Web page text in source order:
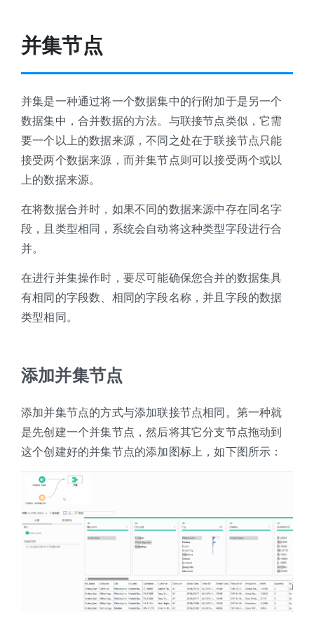
并集节点
并集是一种通过将一个数据集中的行附加于是另一个
数据集中，合并数据的方法。与联接节点类似，它需
要一个以上的数据来源，不同之处在于联接节点只能
接受两个数据来源，而并集节点则可以接受两个或以
上的数据来源。
在将数据合并时，如果不同的数据来源中存在同名字
段，且类型相同，系统会自动将这种类型字段进行合
并。
在进行并集操作时，要尽可能确保您合并的数据集具
有相同的字段数、相同的字段名称，并且字段的数据
类型相同。
添加并集节点
添加并集节点的方式与添加联接节点相同。第一种就
是先创建一个并集节点，然后将其它分支节点拖动到
这个创建好的并集节点的添加图标上，如下图所示：